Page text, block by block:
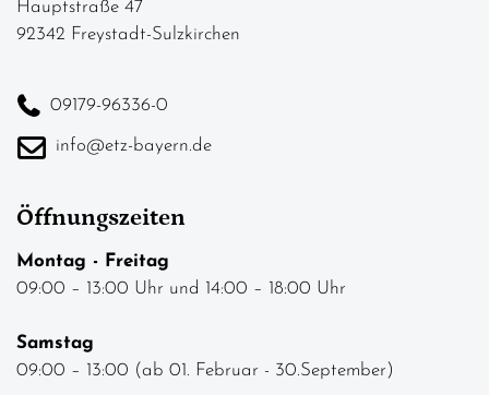
Hauptstraße 47
92342 Freystadt-Sulzkirchen
09179-96336-0
info@etz-bayern.de
Öffnungszeiten
Montag - Freitag
09:00 – 13:00 Uhr und 14:00 – 18:00 Uhr
Samstag
09:00 – 13:00 (ab 01. Februar - 30.September)